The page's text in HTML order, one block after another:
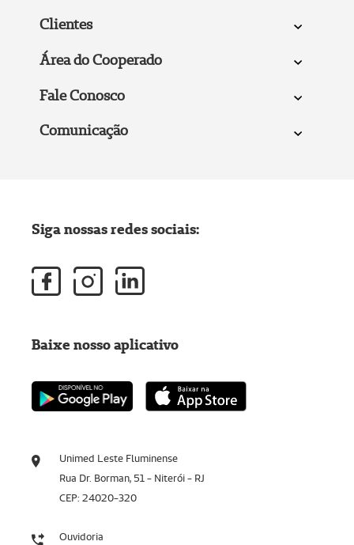
Clientes
Área do Cooperado
Fale Conosco
Comunicação
Unimed Leste Fluminense
Rua Dr. Borman, 51 - Niterói - RJ
CEP: 24020-320
Ouvidoria
Siga nossas redes sociais:
Baixe nosso aplicativo